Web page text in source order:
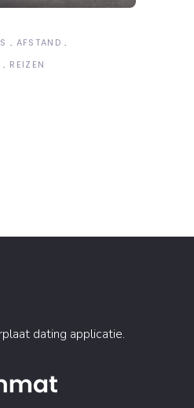
AFSTAND
REIZEN
dating applicatie.